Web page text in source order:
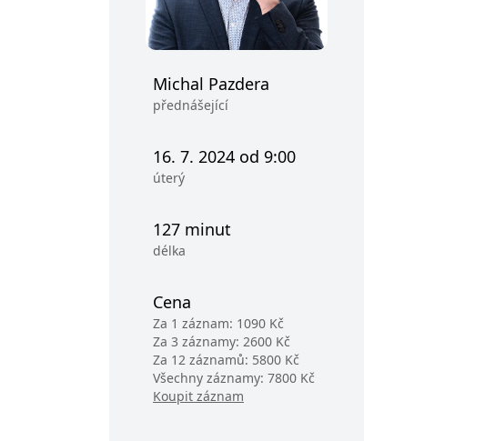
Michal Pazdera
přednášející
16. 7. 2024 od 9:00
úterý
127 minut
délka
Cena
Za 1 záznam: 1090 Kč
Za 3 záznamy: 2600 Kč
Za 12 záznamů: 5800 Kč
Všechny záznamy: 7800 Kč
Koupit záznam